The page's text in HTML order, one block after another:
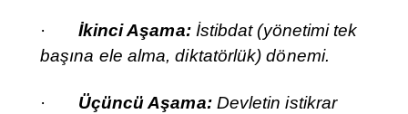
· İkinci Aşama:İstibdat (yönetimi tek
başına ele alma, diktatörlük) dönemi.
· Üçüncü Aşama:Devletin istikrar